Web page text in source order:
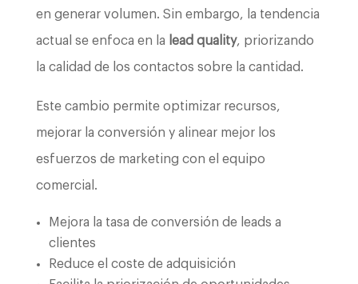
en generar volumen. Sin embargo, la tendencia
actual se enfoca en la lead quality, priorizando
la calidad de los contactos sobre la cantidad.
Este cambio permite optimizar recursos,
mejorar la conversión y alinear mejor los
esfuerzos de marketing con el equipo
comercial.
Mejora la tasa de conversión de leads a
clientes
Reduce el coste de adquisición